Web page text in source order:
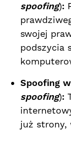
spoofing):
swojej
podszycia
Spoofing
spoofing):
już strony,